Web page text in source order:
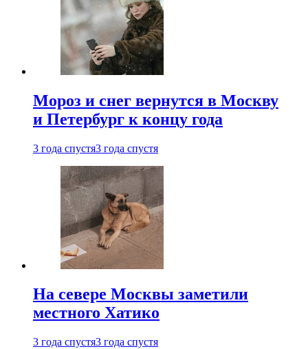
Мороз и снег вернутся в Москву
и Петербург к концу года
3 года спустя3 года спустя
На севере Москвы заметили
местного Хатико
3 года спустя3 года спустя